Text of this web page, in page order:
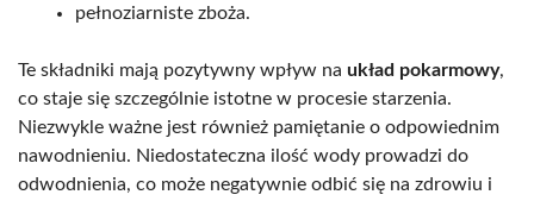
pełnoziarniste zboża.
Te składniki mają pozytywny wpływ na układ pokarmowy,
co staje się szczególnie istotne w procesie starzenia.
Niezwykle ważne jest również pamiętanie o odpowiednim
nawodnieniu. Niedostateczna ilość wody prowadzi do
odwodnienia, co może negatywnie odbić się na zdrowiu i